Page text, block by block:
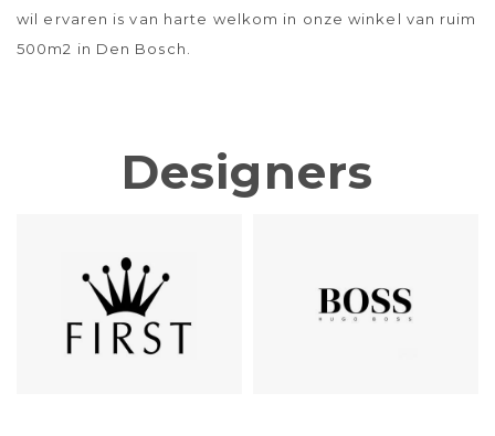
wil ervaren is van harte welkom in onze winkel van ruim
500m2 in Den Bosch.
Designers